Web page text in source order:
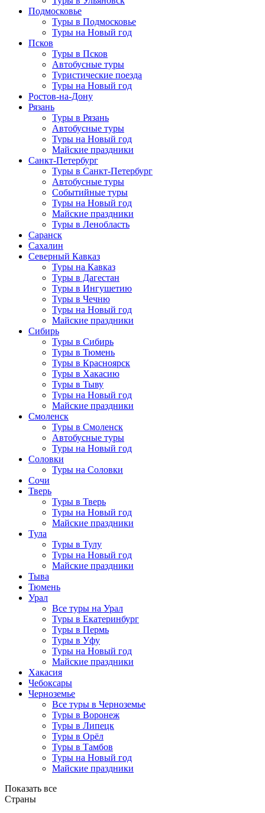
Подмосковье
Туры в Подмосковье
Туры на Новый год
Псков
Туры в Псков
Автобусные туры
Туристические поезда
Туры на Новый год
Ростов-на-Дону
Рязань
Туры в Рязань
Автобусные туры
Туры на Новый год
Майские праздники
Санкт-Петербург
Туры в Санкт-Петербург
Автобусные туры
Событийные туры
Туры на Новый год
Майские праздники
Туры в Ленобласть
Саранск
Сахалин
Северный Кавказ
Туры на Кавказ
Туры в Дагестан
Туры в Ингушетию
Туры в Чечню
Туры на Новый год
Майские праздники
Сибирь
Туры в Сибирь
Туры в Тюмень
Туры в Красноярск
Туры в Хакасию
Туры в Тыву
Туры на Новый год
Майские праздники
Смоленск
Туры в Смоленск
Автобусные туры
Туры на Новый год
Соловки
Туры на Соловки
Сочи
Тверь
Туры в Тверь
Туры на Новый год
Майские праздники
Тула
Туры в Тулу
Туры на Новый год
Майские праздники
Тыва
Тюмень
Урал
Все туры на Урал
Туры в Екатеринбург
Туры в Пермь
Туры в Уфу
Туры на Новый год
Майские праздники
Хакасия
Чебоксары
Черноземье
Все туры в Черноземье
Туры в Воронеж
Туры в Липецк
Туры в Орёл
Туры в Тамбов
Туры на Новый год
Майские праздники
Показать все
Страны